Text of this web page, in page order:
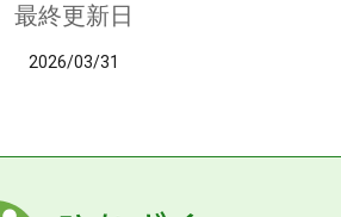
最終更新日
2026/03/31